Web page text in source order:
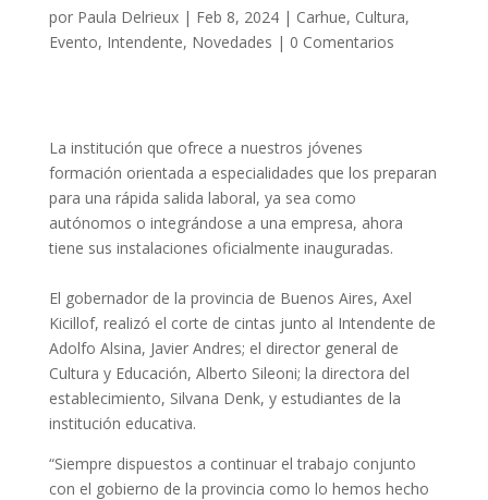
por Paula Delrieux| Feb 8, 2024| Carhue, Cultura,
Evento, Intendente, Novedades | 0 Comentarios
La institución que ofrece a nuestros jóvenes
formación orientada a especialidades que los preparan
para una rápida salida laboral, ya sea como
autónomos o integrándose a una empresa, ahora
tiene sus instalaciones oficialmente inauguradas.
El gobernador de la provincia de Buenos Aires, Axel
Kicillof, realizó el corte de cintas junto al Intendente de
Adolfo Alsina, Javier Andres; el director general de
Cultura y Educación, Alberto Sileoni; la directora del
establecimiento, Silvana Denk, y estudiantes de la
institución educativa.
“Siempre dispuestos a continuar el trabajo conjunto
con el gobierno de la provincia como lo hemos hecho